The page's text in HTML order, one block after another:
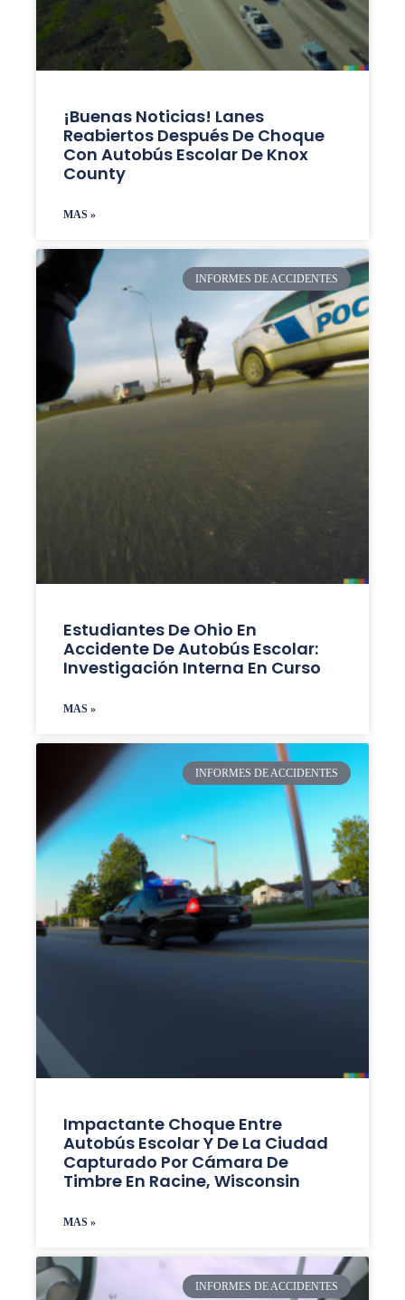
¡Buenas Noticias! Lanes
Reabiertos Después De Choque
Con Autobús Escolar De Knox
County
MAS »
INFORMES DE ACCIDENTES
Estudiantes De Ohio En
Accidente De Autobús Escolar:
Investigación Interna En Curso
MAS »
INFORMES DE ACCIDENTES
Impactante Choque Entre
Autobús Escolar Y De La Ciudad
Capturado Por Cámara De
Timbre En Racine, Wisconsin
MAS »
INFORMES DE ACCIDENTES